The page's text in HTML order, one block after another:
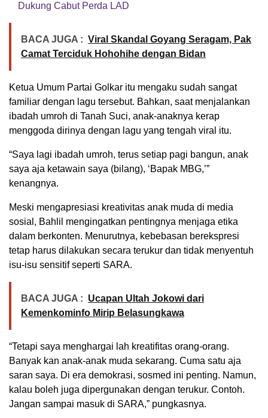
Dukung Cabut Perda LAD
BACA JUGA : Viral Skandal Goyang Seragam, Pak
Camat Terciduk Hohohihe dengan Bidan
Ketua Umum Partai Golkar itu mengaku sudah sangat
familiar dengan lagu tersebut. Bahkan, saat menjalankan
ibadah umroh di Tanah Suci, anak-anaknya kerap
menggoda dirinya dengan lagu yang tengah viral itu.
“Saya lagi ibadah umroh, terus setiap pagi bangun, anak
saya aja ketawain saya (bilang), ‘Bapak MBG,’”
kenangnya.
Meski mengapresiasi kreativitas anak muda di media
sosial, Bahlil mengingatkan pentingnya menjaga etika
dalam berkonten. Menurutnya, kebebasan berekspresi
tetap harus dilakukan secara terukur dan tidak menyentuh
isu-isu sensitif seperti SARA.
BACA JUGA : Ucapan Ultah Jokowi dari
Kemenkominfo Mirip Belasungkawa
“Tetapi saya menghargai lah kreatifitas orang-orang.
Banyak kan anak-anak muda sekarang. Cuma satu aja
saran saya. Di era demokrasi, sosmed ini penting. Namun,
kalau boleh juga dipergunakan dengan terukur. Contoh.
Jangan sampai masuk di SARA,” pungkasnya.